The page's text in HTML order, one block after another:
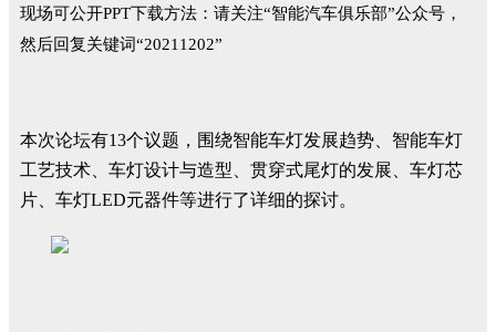
现场可公开PPT下载方法：请关注“智能汽车俱乐部”公众号，
然后回复关键词“20211202”
本次论坛有13个议题，围绕智能车灯发展趋势、智能车灯
工艺技术、车灯设计与造型、贯穿式尾灯的发展、车灯芯
片、车灯LED元器件等进行了详细的探讨。